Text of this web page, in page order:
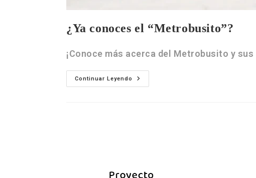
¿Ya conoces el “Metrobusito”?
¡Conoce más acerca del Metrobusito y
Continuar Leyendo